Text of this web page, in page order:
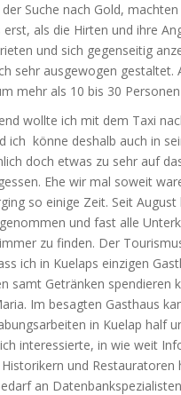
Suche nach Gold,
erst, als die Hirten und ihre
und sich gegenseitig
sehr ausgewogen gestaltet.
mehr als 10 bis 30
wollte ich mit dem Taxi
ich könne deshalb auch in
doch etwas zu sehr auf
Ehe wir mal soweit
so einige Zeit. Seit
und fast alle
zu finden. Der
ich in Kuelaps einzigen
samt Getränken
Im besagten Gasthaus
in Kuelap half
interessierte, in wie weit
und
an